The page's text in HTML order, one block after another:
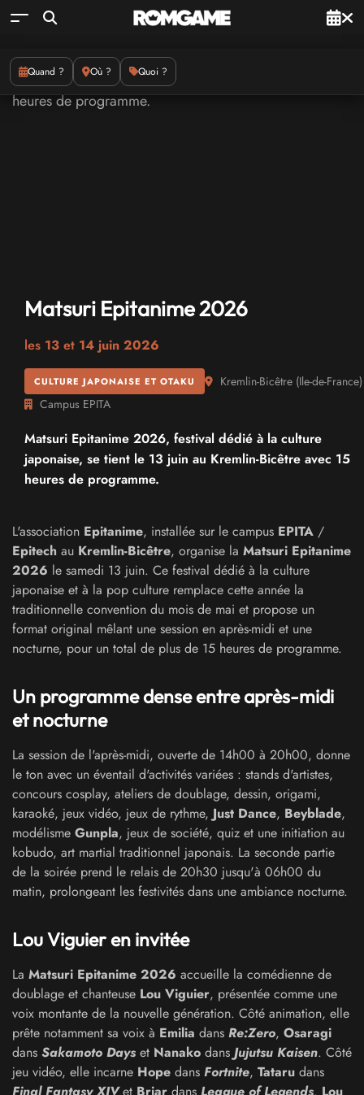
Quand ? Où ? Quoi ?
Matsuri Epitanime 2026
les 13 et 14 juin 2026
CULTURE JAPONAISE ET OTAKU Kremlin-Bicêtre (Ile-de-France)
Campus EPITA
Matsuri Epitanime 2026, festival dédié à la culture
japonaise, se tient le 13 juin au Kremlin-Bicêtre avec 15
heures de programme.
L'association Epitanime, installée sur le campus EPITA /
Epitech au Kremlin-Bicêtre, organise la Matsuri Epitanime
2026 le samedi 13 juin. Ce festival dédié à la culture
japonaise et à la pop culture remplace cette année la
traditionnelle convention du mois de mai et propose un
format original mêlant une session en après-midi et une
nocturne, pour un total de plus de 15 heures de programme.
Un programme dense entre après-midi
et nocturne
La session de l'après-midi, ouverte de 14h00 à 20h00, donne
le ton avec un éventail d'activités variées : stands d'artistes,
concours cosplay, ateliers de doublage, dessin, origami,
karaoké, jeux vidéo, jeux de rythme, Just Dance, Beyblade,
modélisme Gunpla, jeux de société, quiz et une initiation au
kobudo, art martial traditionnel japonais. La seconde partie
de la soirée prend le relais de 20h30 jusqu'à 06h00 du
matin, prolongeant les festivités dans une ambiance nocturne.
Lou Viguier en invitée
La Matsuri Epitanime 2026 accueille la comédienne de
doublage et chanteuse Lou Viguier, présentée comme une
voix montante de la nouvelle génération. Côté animation, elle
prête notamment sa voix à Emilia dans Re:Zero, Osaragi
dans Sakamoto Days et Nanako dans Jujutsu Kaisen. Côté
jeu vidéo, elle incarne Hope dans Fortnite, Tataru dans